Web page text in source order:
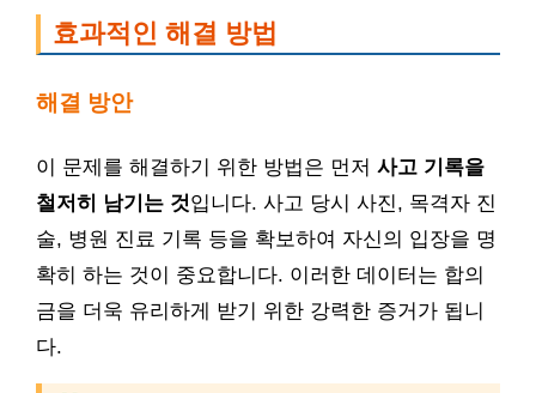
효과적인 해결 방법
해결 방안
이 문제를 해결하기 위한 방법은 먼저 사고 기록을
철저히 남기는 것입니다. 사고 당시 사진, 목격자 진
술, 병원 진료 기록 등을 확보하여 자신의 입장을 명
확히 하는 것이 중요합니다. 이러한 데이터는 합의
금을 더욱 유리하게 받기 위한 강력한 증거가 됩니
다.